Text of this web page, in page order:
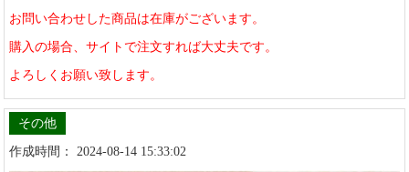
お問い合わせした商品は在庫がございます。
購入の場合、サイトで注文すれば大丈夫です。
よろしくお願い致します。
その他
作成時間： 2024-08-14 15:33:02